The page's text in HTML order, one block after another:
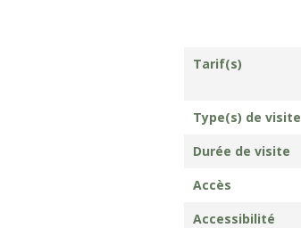
Tarif(s)
Type(s) de visite
Durée de visite
Accès
Accessibilité